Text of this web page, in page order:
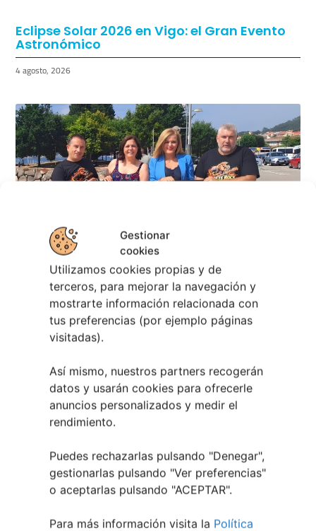
Gestionar
cookies
Utilizamos cookies propias y de
terceros, para mejorar la navegación y
mostrarte información relacionada con
tus preferencias (por ejemplo páginas
visitadas).
Así mismo, nuestros partners recogerán
datos y usarán cookies para ofrecerle
anuncios personalizados y medir el
rendimiento.
Puedes rechazarlas pulsando "Denegar",
gestionarlas pulsando "Ver preferencias"
o aceptarlas pulsando "ACEPTAR".
Para más información visita la Política
Eclipse Solar 2026 en Vigo: el Gran Evento
Astronómico
4 agosto, 2026
Berete Rock 2026 | Festival de Rock de
Chapela
28 julio, 2026
Noticias de Ourenseplan
Festival Noites Teatrais de Vilamarín 2026
julio, 2026
Verano Cultural de Seixalbo 2026
A bailar! | Espectáculo en Baños de Molga
mayo, 2026
Noticias de Pontevedraplan